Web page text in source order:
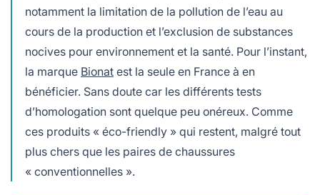
notamment la limitation de la pollution de l’eau au
cours de la production et l’exclusion de substances
nocives pour environnement et la santé. Pour l’instant,
la marque Bionat est la seule en France à en
bénéficier. Sans doute car les différents tests
d’homologation sont quelque peu onéreux. Comme
ces produits « éco-friendly » qui restent, malgré tout
plus chers que les paires de chaussures
« conventionnelles ».